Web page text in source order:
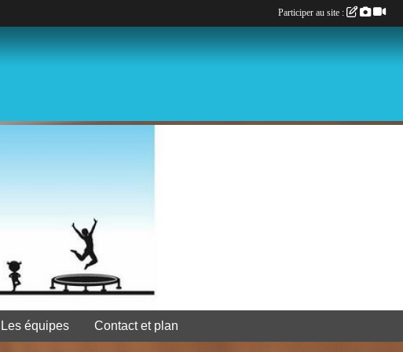
Les équipes Contact et plan
Participer au site :